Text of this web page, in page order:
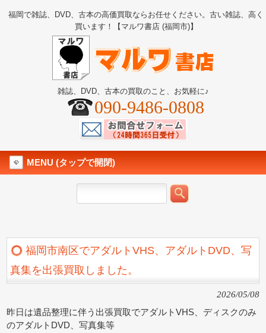
福岡で雑誌、DVD、古本の高価買取ならお任せください。古い雑誌、高く
買います！【マルワ書店 (福岡市)】
雑誌、DVD、古本の買取のこと、お気軽に♪
090-9486-0808
MENU (タップで開閉)
福岡市南区でアダルトVHS、アダルトDVD、写
真集を出張買取しました。
2026/05/08
昨日は遺品整理に伴う出張買取でアダルトVHS、ディスクのみ
のアダルトDVD、写真集等